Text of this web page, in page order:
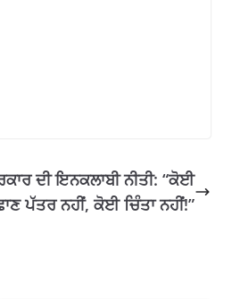
ਦੀ ਇਨਕਲਾਬੀ ਨੀਤੀ: “ਕੋਈ
ਪੱਤਰ ਨਹੀਂ, ਕੋਈ ਚਿੰਤਾ ਨਹੀਂ!”